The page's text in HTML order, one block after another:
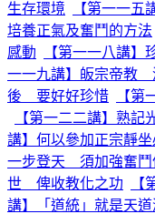
生存環境
【第一一五
培養正氣及奮鬥的方法
感動
【第一一八講
一一九講】皈宗帝教
後 要好好珍惜
【
【第一二二講】熟
講】何以參加正宗靜坐
一步登天 須加強奮鬥
世 俾收教化之功
【
講】「道統」就是天